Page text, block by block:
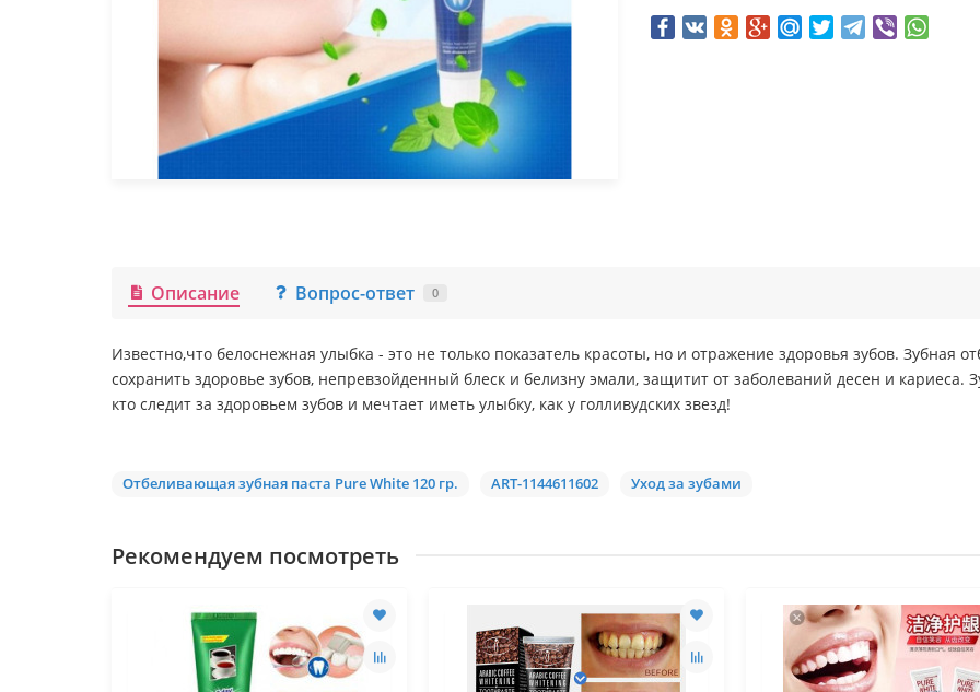
Описание Вопрос-ответ 0
Известно,что белоснежная улыбка - это не только показатель красоты, но и отражение здоровья зубов.
сохранить здоровье зубов, непревзойденный блеск и белизну эмали, защитит от заболеваний десен и кариеса.
кто следит за здоровьем зубов и мечтает иметь улыбку, как у голливудских звезд!
Отбеливающая зубная паста Pure White 120 гр. ART-1144611602 Уход за зубами
Рекомендуем посмотреть